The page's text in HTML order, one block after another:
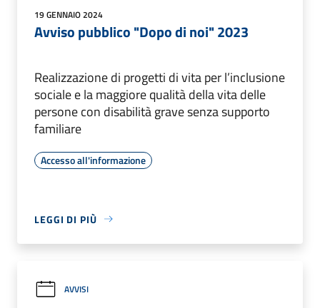
19 GENNAIO 2024
Avviso pubblico "Dopo di noi" 2023
Realizzazione di progetti di vita per l’inclusione
sociale e la maggiore qualità della vita delle
persone con disabilità grave senza supporto
familiare
Accesso all'informazione
LEGGI DI PIÙ
AVVISI